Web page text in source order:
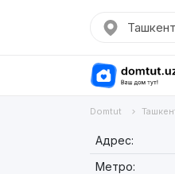
Ташкент
Domtut
Адрес:
Метро: